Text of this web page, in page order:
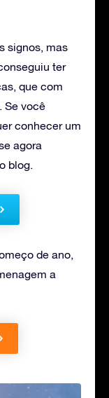
signos, mas
ter
que com
Se você
conhecer um
agora
blog.
de ano,
a